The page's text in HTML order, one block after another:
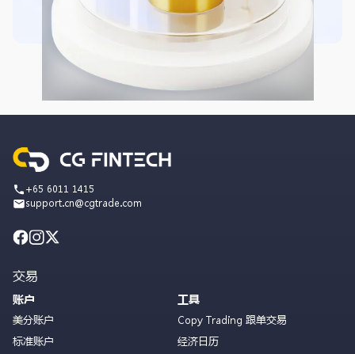
+65 6011 1415
support.cn@cgtrade.com
交易
账户
美分账户
标准账户
工具
Copy Trading 跟单交易
经济日历